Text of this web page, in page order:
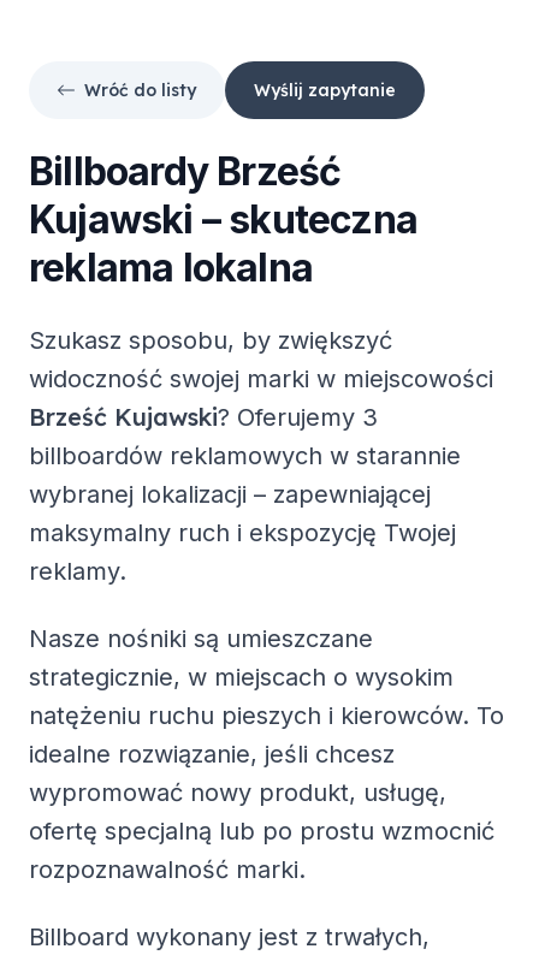
Wróć do listy Wyślij zapytanie
Billboardy Brześć
Kujawski – skuteczna
reklama lokalna
Szukasz sposobu, by zwiększyć
widoczność swojej marki w miejscowości
Brześć Kujawski? Oferujemy 3
billboardów reklamowych w starannie
wybranej lokalizacji – zapewniającej
maksymalny ruch i ekspozycję Twojej
reklamy.
Nasze nośniki są umieszczane
strategicznie, w miejscach o wysokim
natężeniu ruchu pieszych i kierowców. To
idealne rozwiązanie, jeśli chcesz
wypromować nowy produkt, usługę,
ofertę specjalną lub po prostu wzmocnić
rozpoznawalność marki.
Billboard wykonany jest z trwałych,